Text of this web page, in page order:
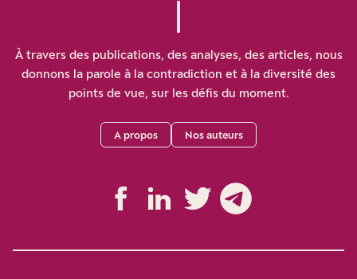
À travers des publications, des analyses, des articles, nous
donnons la parole à la contradiction et à la diversité des
points de vue, sur les défis du moment.
A propos Nos auteurs